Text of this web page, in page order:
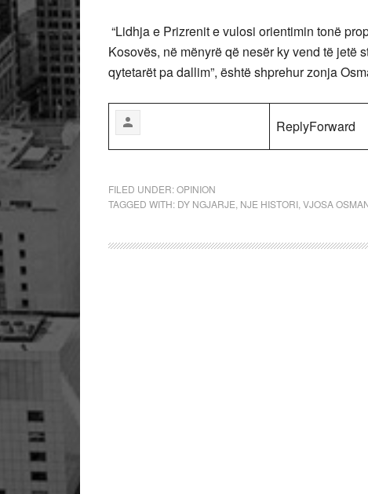
“Lidhja e Prizrenit e vulosi orientimin tonë
Kosovës, në mënyrë që nesër ky vend të jetë
qytetarët pa dallim”, është shprehur zonja
ReplyForward
FILED UNDER:OPINION
TAGGED WITH: DY NGJARJE NJE HISTORI VJOSA